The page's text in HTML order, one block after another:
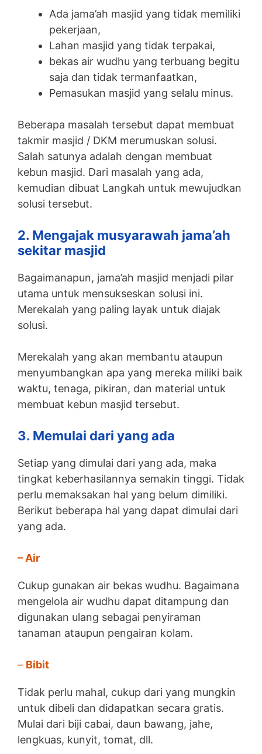
Ada jama’ah masjid yang tidak memiliki
pekerjaan,
Lahan masjid yang tidak terpakai,
bekas air wudhu yang terbuang begitu
saja dan tidak termanfaatkan,
Pemasukan masjid yang selalu minus.
Beberapa masalah tersebut dapat membuat
takmir masjid / DKM merumuskan solusi.
Salah satunya adalah dengan membuat
kebun masjid. Dari masalah yang ada,
kemudian dibuat Langkah untuk mewujudkan
solusi tersebut.
2. Mengajak musyarawah jama’ah
sekitar masjid
Bagaimanapun, jama’ah masjid menjadi pilar
utama untuk mensukseskan solusi ini.
Merekalah yang paling layak untuk diajak
solusi.
Merekalah yang akan membantu ataupun
menyumbangkan apa yang mereka miliki baik
waktu, tenaga, pikiran, dan material untuk
membuat kebun masjid tersebut.
3. Memulai dari yang ada
Setiap yang dimulai dari yang ada, maka
tingkat keberhasilannya semakin tinggi. Tidak
perlu memaksakan hal yang belum dimiliki.
Berikut beberapa hal yang dapat dimulai dari
yang ada.
– Air
Cukup gunakan air bekas wudhu. Bagaimana
mengelola air wudhu dapat ditampung dan
digunakan ulang sebagai penyiraman
tanaman ataupun pengairan kolam.
– Bibit
Tidak perlu mahal, cukup dari yang mungkin
untuk dibeli dan didapatkan secara gratis.
Mulai dari biji cabai, daun bawang, jahe,
lengkuas, kunyit, tomat, dll.